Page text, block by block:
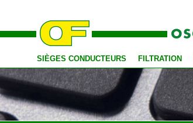
SIÈGES CONDUCTEURS FILTRATION